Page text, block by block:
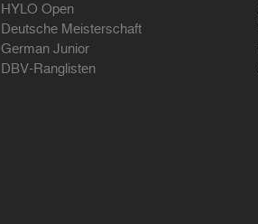
HYLO Open
Deutsche Meisterschaft
German Junior
DBV-Ranglisten